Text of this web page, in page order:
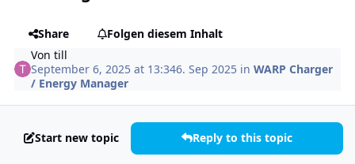
Share
Folgen diesem Inhalt
Vontill
September 6, 2025 at 13:346. Sep 2025 inWARP Charger
/ Energy Manager
Start new topic Reply to this topic